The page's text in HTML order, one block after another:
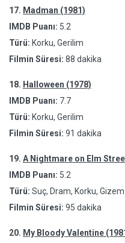
17. Madman (1981)
IMDB Puanı: 5.2
Türü: Korku, Gerilim
Filmin Süresi: 88 dakika
18. Halloween (1978)
IMDB Puanı: 7.7
Türü: Korku, Gerilim
Filmin Süresi: 91 dakika
19. A Nightmare on Elm
IMDB Puanı: 5.2
Türü: Suç, Dram, Korku, Gizem
Filmin Süresi: 95 dakika
20. My Bloody Valentine